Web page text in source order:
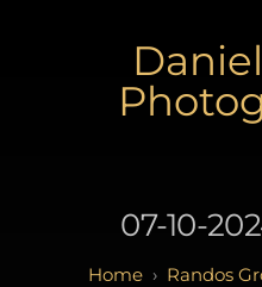
07-10-
Randos